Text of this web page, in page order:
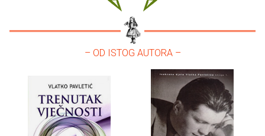
– OD ISTOG AUTORA –